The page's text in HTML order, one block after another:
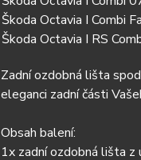
Škoda Octavia I Combi
Škoda Octavia I RS
Zadní ozdobná lišta
eleganci zadní části
Obsah balení:
1x zadní ozdobná lišta